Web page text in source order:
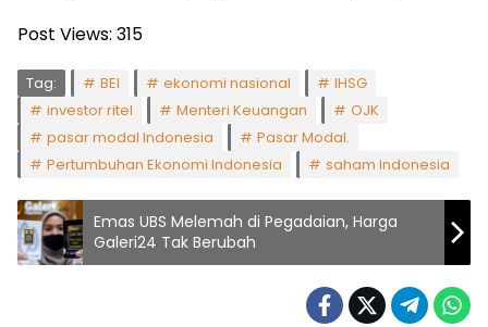
Post Views: 315
Tag: BEI ekonomi nasional
IHSG
investor ritel
Menteri Keuangan
OJK
pasar modal Indonesia
Pasar Modal.
Pertumbuhan Ekonomi Indonesia
saham Indonesia
Emas UBS Melemah di Pegadaian, Harga
Galeri24 Tak Berubah